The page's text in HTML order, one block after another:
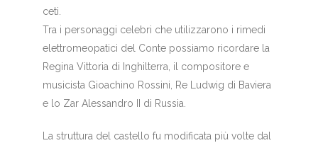
ceti.
Tra i personaggi celebri che utilizzarono i rimedi
elettromeopatici del Conte possiamo ricordare la
Regina Vittoria di Inghilterra, il compositore e
musicista Gioachino Rossini, Re Ludwig di Baviera
e lo Zar Alessandro II di Russia.
La struttura del castello fu modificata più volte dal